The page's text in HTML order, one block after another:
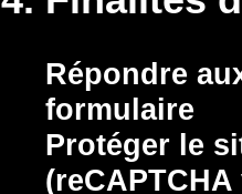
Répondre
formulaire
Protéger le
(reCAPTCHA